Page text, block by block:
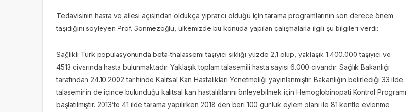
Tedavisinin hasta ve ailesi açısından oldukça yıpratıcı olduğu için tarama programlarının son derece önem
taşıdığını söyleyen Prof. Sönmezoğlu, ülkemizde bu konuda yapılan çalışmalarla ilgili şu bilgileri verdi:
Sağlıklı Türk popülasyonunda beta-thalassemi taşıyıcı sıklığı yüzde 2,1 olup, yaklaşık 1.400.000 taşıyıcı ve
4513 civarında hasta bulunmaktadır. Yaklaşık toplam talasemili hasta sayısı 6.000 civarıdır. Sağlık Bakanlığı
tarafından 24.10.2002 tarihinde Kalıtsal Kan Hastalıkları Yönetmeliği yayınlanmıştır. Bakanlığın belirlediği 33 ilde
talaseminin de içinde bulunduğu kalıtsal kan hastalıklarını önleyebilmek için Hemoglobinopati Kontrol Programı
başlatılmıştır. 2013’te 41 ilde tarama yapılırken 2018 den beri 100 günlük eylem planı ile 81 kentte evlenme